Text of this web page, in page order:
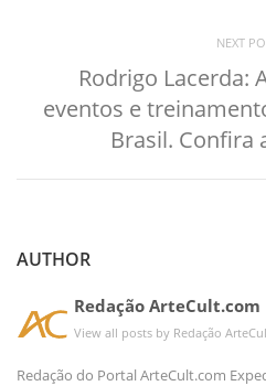
NEXT
Rodrigo Lacerda:
eventos e
Brasil. Confira
AUTHOR
Redação ArteCult.com
View all posts by Redação
Redação do Portal ArteCult.com